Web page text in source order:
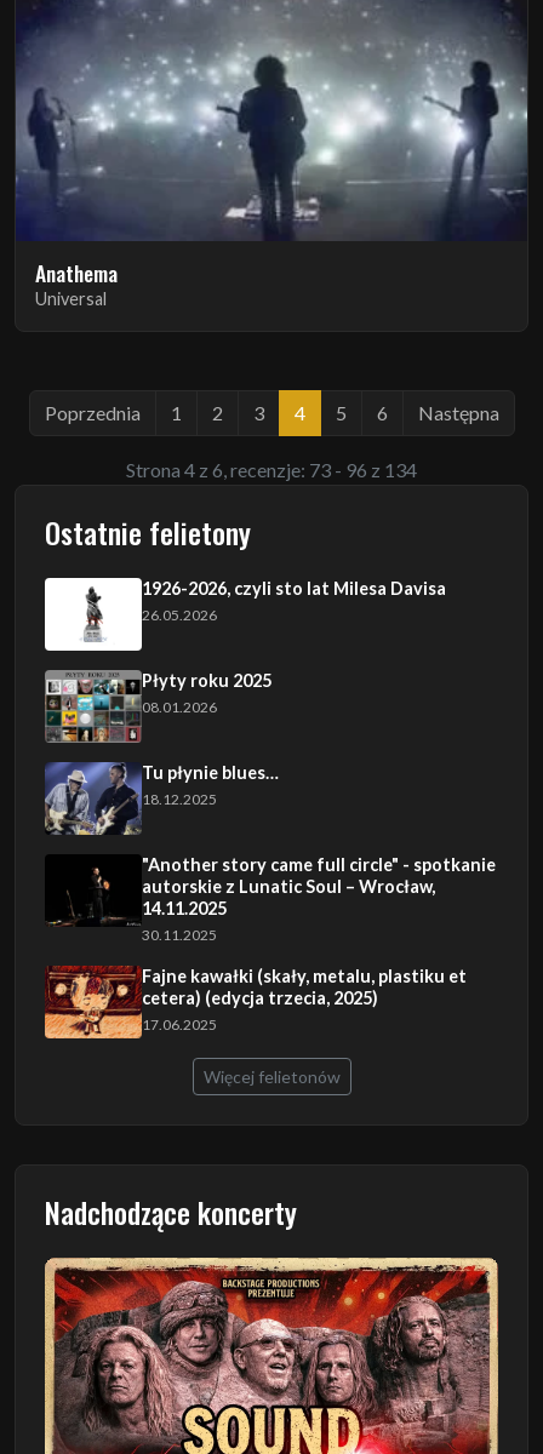
Anathema
Universal
Poprzednia 1 2 3 4 5 6 Następna
Strona 4 z 6, recenzje: 73 - 96 z 134
Ostatnie felietony
1926-2026, czyli sto lat Milesa Davisa
26.05.2026
Płyty roku 2025
08.01.2026
Tu płynie blues…
18.12.2025
"Another story came full circle" - spotkanie
autorskie z Lunatic Soul – Wrocław,
14.11.2025
30.11.2025
Fajne kawałki (skały, metalu, plastiku et
cetera) (edycja trzecia, 2025)
17.06.2025
Więcej felietonów
Nadchodzące koncerty